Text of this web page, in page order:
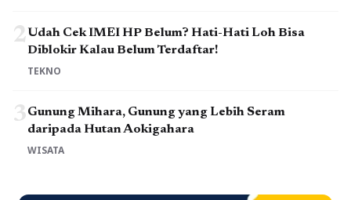
2Udah Cek IMEI HP Belum? Hati-Hati Loh Bisa
Diblokir Kalau Belum Terdaftar!
TEKNO
3Gunung Mihara, Gunung yang Lebih Seram
daripada Hutan Aokigahara
WISATA